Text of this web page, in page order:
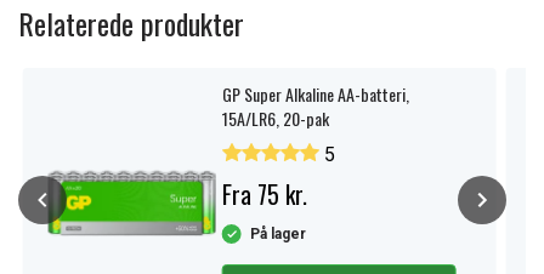
Relaterede produkter
GP Super Alkaline AA-batteri,
15A/LR6, 20-pak
5
Fra 75 kr.
På lager